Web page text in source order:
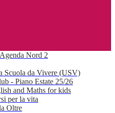
Nord 2
Scuola da Vivere (USV)
- Piano Estate 25/26
and Maths for kids
per la vita
Oltre